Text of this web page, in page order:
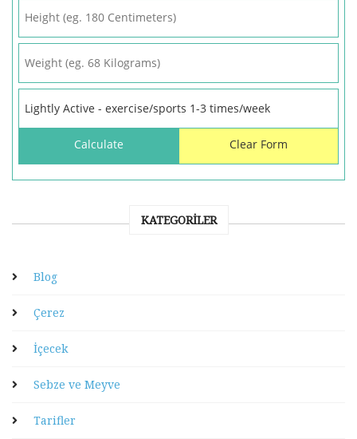
KATEGORILER
Blog
Çerez
İçecek
Sebze ve Meyve
Tarifler